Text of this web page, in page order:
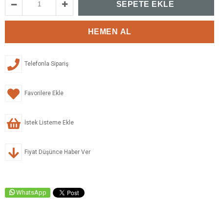
Telefonla Sipariş
Favorilere Ekle
İstek Listeme Ekle
Fiyat Düşünce Haber Ver
WhatsApp